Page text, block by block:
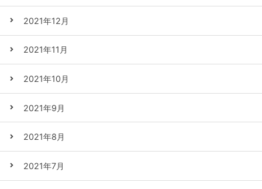
2021年12月
2021年11月
2021年10月
2021年9月
2021年8月
2021年7月